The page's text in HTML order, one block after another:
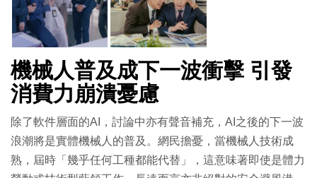
機械人普及成下一波衝擊 引發
消費力崩潰憂慮
除了軟件層面的AI，討論中亦有聲音補充，AI之後的下一波
浪潮將是實體機械人的普及。網民擔憂，當機械人技術成
熟，屆時「幾乎任何工種都能代替」，這意味著即使是體力